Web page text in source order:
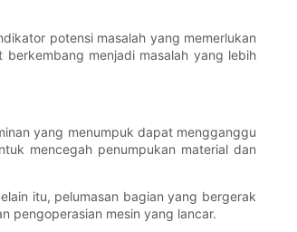
potensi masalah yang memerlukan
menjadi masalah yang lebih
yang menumpuk dapat mengganggu
mencegah penumpukan material dan
itu, pelumasan bagian yang bergerak
pengoperasian mesin yang lancar.